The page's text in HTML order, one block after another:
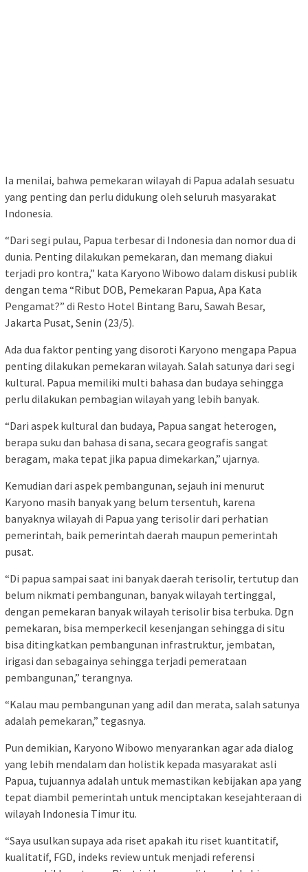
Ia menilai, bahwa pemekaran wilayah di Papua adalah sesuatu
yang penting dan perlu didukung oleh seluruh masyarakat
Indonesia.
“Dari segi pulau, Papua terbesar di Indonesia dan nomor dua di
dunia. Penting dilakukan pemekaran, dan memang diakui
terjadi pro kontra,” kata Karyono Wibowo dalam diskusi publik
dengan tema “Ribut DOB, Pemekaran Papua, Apa Kata
Pengamat?” di Resto Hotel Bintang Baru, Sawah Besar,
Jakarta Pusat, Senin (23/5).
Ada dua faktor penting yang disoroti Karyono mengapa Papua
penting dilakukan pemekaran wilayah. Salah satunya dari segi
kultural. Papua memiliki multi bahasa dan budaya sehingga
perlu dilakukan pembagian wilayah yang lebih banyak.
“Dari aspek kultural dan budaya, Papua sangat heterogen,
berapa suku dan bahasa di sana, secara geografis sangat
beragam, maka tepat jika papua dimekarkan,” ujarnya.
Kemudian dari aspek pembangunan, sejauh ini menurut
Karyono masih banyak yang belum tersentuh, karena
banyaknya wilayah di Papua yang terisolir dari perhatian
pemerintah, baik pemerintah daerah maupun pemerintah
pusat.
“Di papua sampai saat ini banyak daerah terisolir, tertutup dan
belum nikmati pembangunan, banyak wilayah tertinggal,
dengan pemekaran banyak wilayah terisolir bisa terbuka. Dgn
pemekaran, bisa memperkecil kesenjangan sehingga di situ
bisa ditingkatkan pembangunan infrastruktur, jembatan,
irigasi dan sebagainya sehingga terjadi pemerataan
pembangunan,” terangnya.
“Kalau mau pembangunan yang adil dan merata, salah satunya
adalah pemekaran,” tegasnya.
Pun demikian, Karyono Wibowo menyarankan agar ada dialog
yang lebih mendalam dan holistik kepada masyarakat asli
Papua, tujuannya adalah untuk memastikan kebijakan apa yang
tepat diambil pemerintah untuk menciptakan kesejahteraan di
wilayah Indonesia Timur itu.
“Saya usulkan supaya ada riset apakah itu riset kuantitatif,
kualitatif, FGD, indeks review untuk menjadi referensi